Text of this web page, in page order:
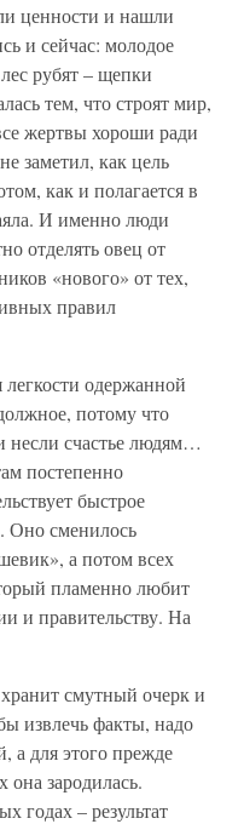
ценности и нашли
и сейчас: молодое
рубят – щепки
тем, что строят мир,
жертвы хороши ради
заметил, как цель
как и полагается в
И именно люди
отделять овец от
«нового» от тех,
правил
одержанной
потому что
несли счастье людям…
постепенно
быстрое
Оно сменилось
а потом всех
пламенно любит
и правительству. На
смутный очерк и
извлечь факты, надо
а для этого прежде
она зародилась.
годах – результат